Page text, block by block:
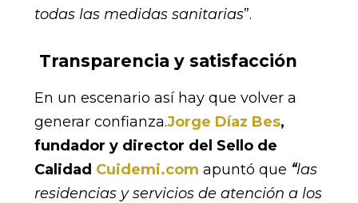
todas las medidas sanitarias”.
Transparencia y satisfacción
En un escenario así hay que volver a
generar confianza.Jorge Díaz Bes,
fundador y director del Sello de
Calidad Cuidemi.com apuntó que “las
residencias y servicios de atención a los